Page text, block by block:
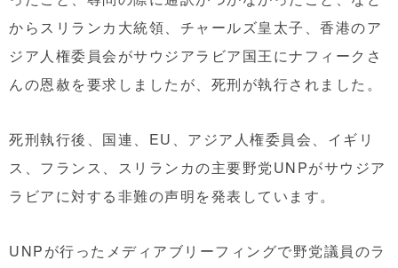
からスリランカ大統領、チャールズ皇太子、香港のア
ジア人権委員会がサウジアラビア国王にナフィークさ
んの恩赦を要求しましたが、死刑が執行されました。
死刑執行後、国連、EU、アジア人権委員会、イギリ
ス、フランス、スリランカの主要野党UNPがサウジア
ラビアに対する非難の声明を発表しています。
UNPが行ったメディアブリーフィングで野党議員のラ